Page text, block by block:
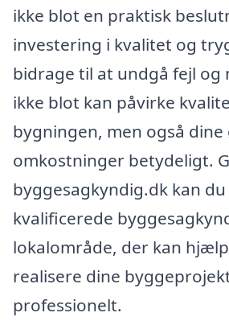
ikke blot en praktisk
investering i kvalitet og
bidrage til at undgå fejl og
ikke blot kan påvirke
bygningen, men også
omkostninger betydeligt.
byggesagkyndig.dk kan
kvalificerede
lokalområde, der kan
realisere dine
professionelt.